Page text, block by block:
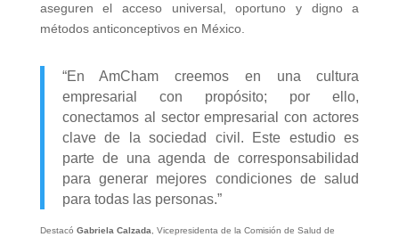
aseguren el acceso universal, oportuno y digno a
métodos anticonceptivos en México.
“En AmCham creemos en una cultura
empresarial con propósito; por ello,
conectamos al sector empresarial con actores
clave de la sociedad civil.
Este estudio es
parte de una agenda de corresponsabilidad
para generar mejores condiciones de salud
para todas las personas.”
Destacó Gabriela Calzada , Vicepresidenta de la Comisión de Salud de